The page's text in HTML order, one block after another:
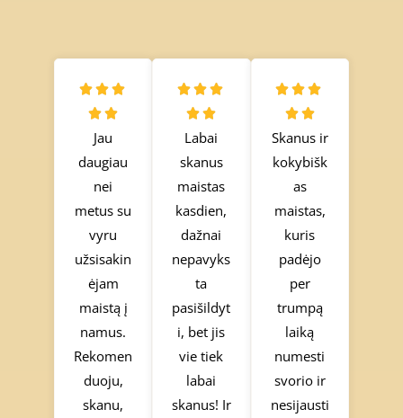
  
 
R
a
e
5
u
t
o
f
5
Jau
daugiau
nei
metus su
vyru
užsisakin
ėjam
maistą į
namus.
Rekomen
duoju,
skanu,
  
 
R
a
t
e
d
5
o
u
o
f
5
Labai
skanus
maistas
kasdien,
dažnai
nepavyks
ta
pasišildyt
i, bet jis
vie tiek
labai
skanus! Ir
  
 
R
a
t
e
5
o
u
o
f
5
Skanus ir
kokybišk
as
maistas,
kuris
padėjo
per
trumpą
laiką
numesti
svorio ir
nesijausti